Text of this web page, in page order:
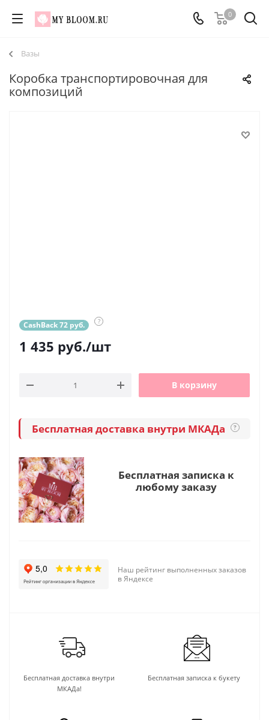
0
Вазы
Коробка транспортировочная для
композиций
CashBack 72 руб. ?
1 435 руб./шт
В корзину
Бесплатная доставка внутри МКАДа ?
Бесплатная записка к
любому заказу
Наш рейтинг выполненных заказов
в Яндексе
Бесплатная доставка внутри
МКАДа!
Бесплатная записка к букету